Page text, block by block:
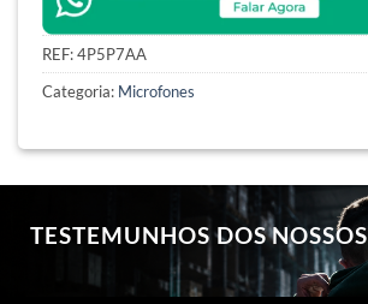
REF:4P5P7AA
Categoria: Microfones
TESTEMUNHOS DOS NOSSOS